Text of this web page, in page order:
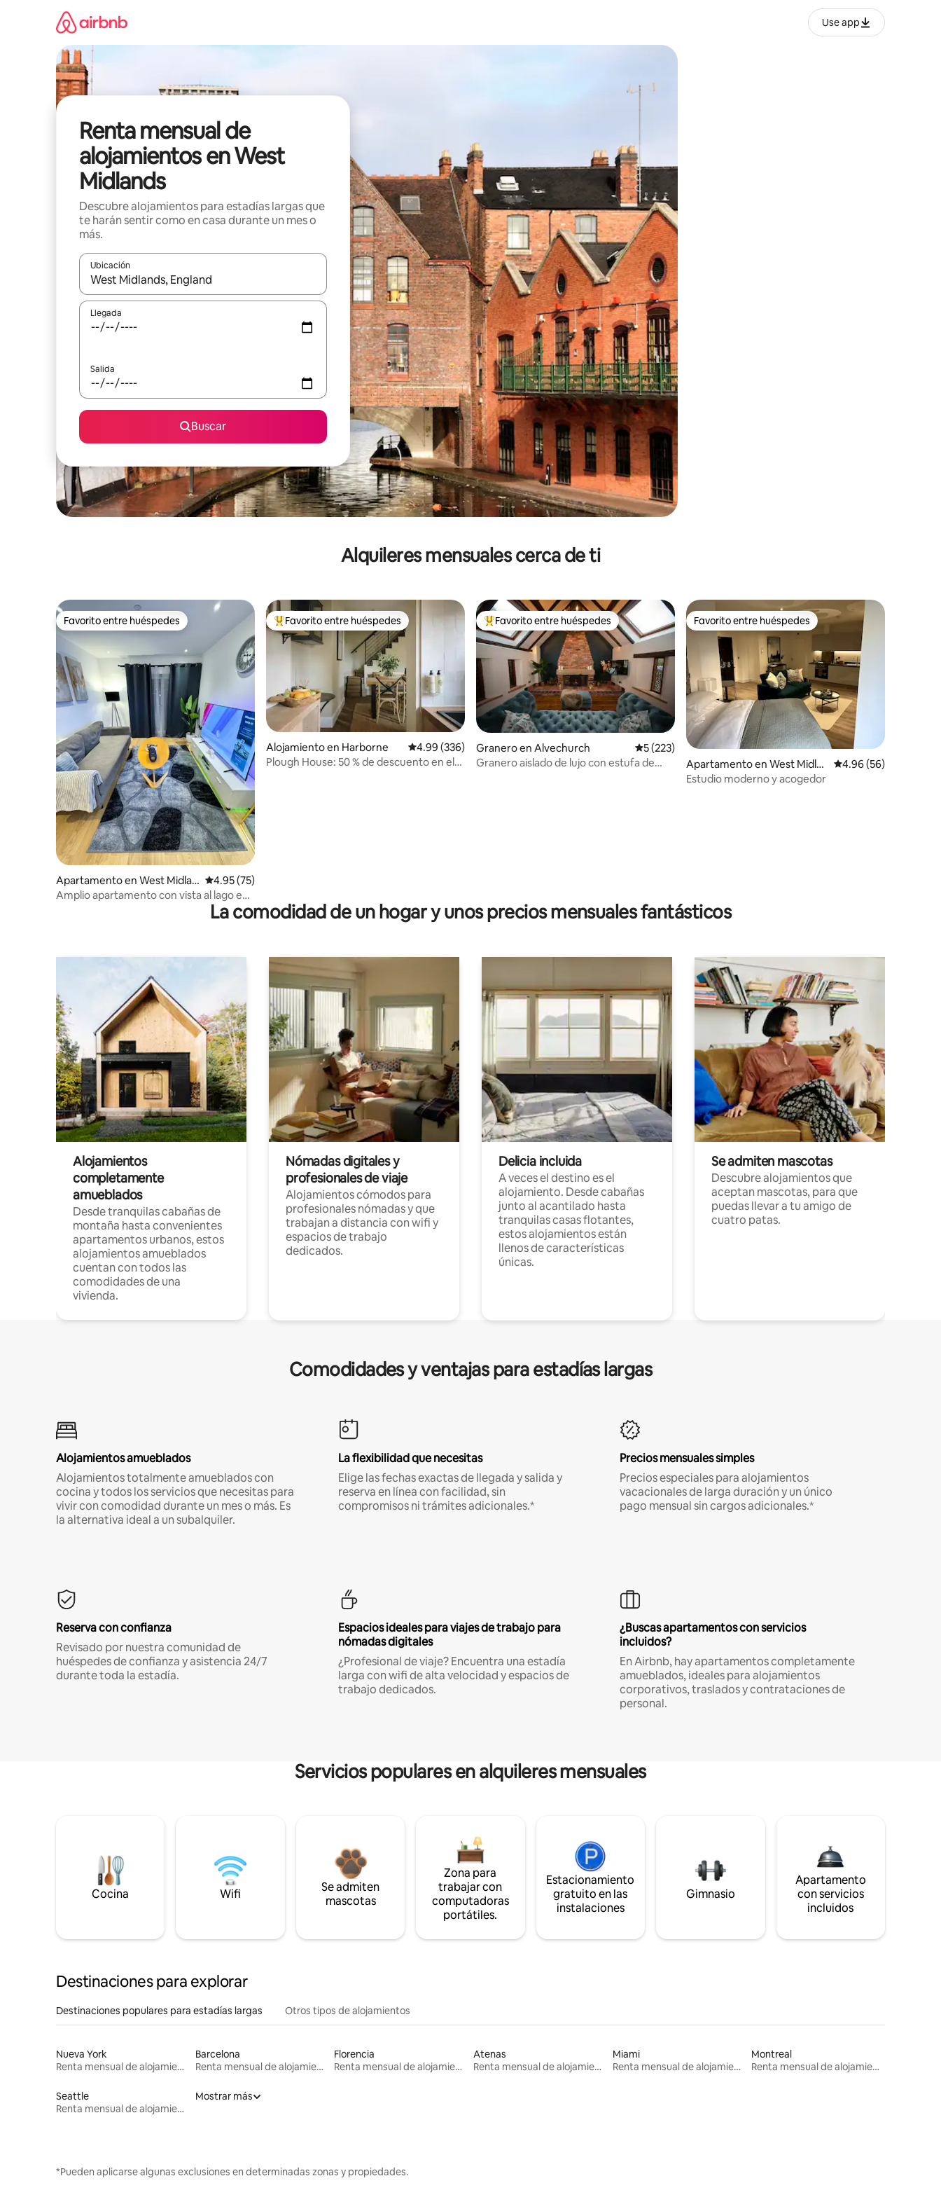
Use app
Renta mensual de
alojamientos en West
Midlands
Descubre alojamientos para estadías largas que
te harán sentir como en casa durante un mes o
más.
Ubicación
Cuando los resultados estén disponibles, navega con las teclas de flecha hacia arriba y hacia abajo o explora con el tacto o desliza el dedo.
Llegada
Salida
Buscar
Alquileres mensuales cerca de ti
Favorito entre huéspedes
Favorito entre huéspedes
Apartamento en West Midlan
ds
Calificación promedio: 4.95 de 5, 75 reseñas
4.95 (75)
Amplio apartamento con vista al lago en
Favorito entre huéspedes preferido
Favorito entre huéspedes
Alojamiento en Harborne Calificación promedio: 4.99 de 5, 336 reseñas
4.99 (336)
Plough House: 50 % de descuento en el
Favorito entre huéspedes preferido
Favorito entre huéspedes
Granero en Alvechurch Calificación promedio: 5 de 5, 223 reseñas
5 (223)
Granero aislado de lujo con estufa de
Favorito entre huéspedes
Favorito entre huéspedes
Apartamento en West Midlan
ds
Calificación
4.96 (56)
Estudio moderno y acogedor
La comodidad de un hogar y unos precios mensuales fantásticos
Alojamientos
completamente
amueblados
Desde tranquilas cabañas de
montaña hasta convenientes
apartamentos urbanos, estos
alojamientos amueblados
cuentan con todos las
comodidades de una
vivienda.
Nómadas digitales y
profesionales de viaje
Alojamientos cómodos para
profesionales nómadas y que
trabajan a distancia con wifi y
espacios de trabajo
dedicados.
Delicia incluida
A veces el destino es el
alojamiento. Desde cabañas
junto al acantilado hasta
tranquilas casas flotantes,
estos alojamientos están
llenos de características
únicas.
Se admiten mascotas
Descubre alojamientos que
aceptan mascotas, para que
puedas llevar a tu amigo de
cuatro patas.
Comodidades y ventajas para estadías largas
Alojamientos amueblados
Alojamientos totalmente amueblados con
cocina y todos los servicios que necesitas para
vivir con comodidad durante un mes o más. Es
la alternativa ideal a un subalquiler.
La flexibilidad que necesitas
Elige las fechas exactas de llegada y salida y
reserva en línea con facilidad, sin
compromisos ni trámites adicionales.*
Precios mensuales simples
Precios especiales para alojamientos
vacacionales de larga duración y un único
pago mensual sin cargos adicionales.*
Reserva con confianza
Revisado por nuestra comunidad de
huéspedes de confianza y asistencia 24/7
durante toda la estadía.
Espacios ideales para viajes de trabajo para
nómadas digitales
¿Profesional de viaje? Encuentra una estadía
larga con wifi de alta velocidad y espacios de
trabajo dedicados.
¿Buscas apartamentos con servicios
incluidos?
En Airbnb, hay apartamentos completamente
amueblados, ideales para alojamientos
corporativos, traslados y contrataciones de
personal.
Servicios populares en alquileres mensuales
Cocina Wifi
Se admiten
mascotas
Zona para
trabajar con
computadoras
portátiles.
Estacionamiento
gratuito en las
instalaciones
Gimnasio
Apartamento
con servicios
incluidos
Destinaciones para explorar
Destinaciones populares para estadías largas Otros tipos de alojamientos
Nueva York
Renta mensual de alojamientos
Barcelona
Renta mensual de alojamientos
Florencia
Renta mensual de alojamientos
Atenas
Renta mensual de alojamientos
Miami
Renta mensual de alojamientos
Montreal
Renta mensual de alojamientos
Seattle
Renta mensual de alojamientos
Mostrar más
*Pueden aplicarse algunas exclusiones en determinadas zonas y propiedades.